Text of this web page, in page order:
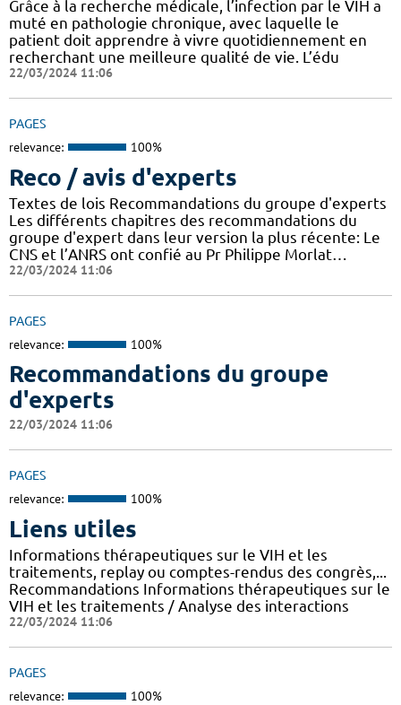
Grâce à la recherche médicale, l’infection par le VIH a
muté en pathologie chronique, avec laquelle le
patient doit apprendre à vivre quotidiennement en
recherchant une meilleure qualité de vie. L’édu
22/03/2024 11:06
PAGES
relevance: 100%
Reco / avis d'experts
Textes de lois Recommandations du groupe d'experts
Les différents chapitres des recommandations du
groupe d'expert dans leur version la plus récente: Le
CNS et l’ANRS ont confié au Pr Philippe Morlat…
22/03/2024 11:06
PAGES
relevance: 100%
Recommandations du groupe
d'experts
22/03/2024 11:06
PAGES
relevance: 100%
Liens utiles
Informations thérapeutiques sur le VIH et les
traitements, replay ou comptes-rendus des congrès,...
Recommandations Informations thérapeutiques sur le
VIH et les traitements / Analyse des interactions
22/03/2024 11:06
PAGES
relevance: 100%